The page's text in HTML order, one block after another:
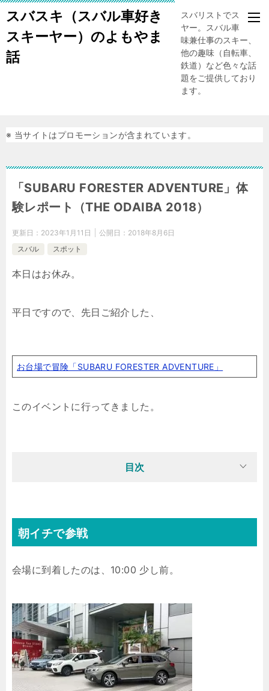
スバスキ（スバル車好き
スキーヤー）のよもやま
話
スバリストでスキー
ヤー。スバル車、趣
味兼仕事のスキー、
他の趣味（自転車、
鉄道）など色々な話
題をご提供しており
ます。
※ 当サイトはプロモーションが含まれています。
「SUBARU FORESTER ADVENTURE」体
験レポート（THE ODAIBA 2018）
更新日： 2023年1月11日 公開日： 2018年8月6日
スバル
スポット
本日はお休み。
平日ですので、先日ご紹介した、
お台場で冒険「SUBARU FORESTER ADVENTURE」
このイベントに行ってきました。
目次
朝イチで参戦
会場に到着したのは、10:00 少し前。